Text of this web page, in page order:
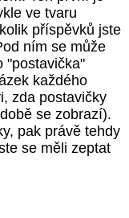
ve tvaru
příspěvků jste
ním se může
"postavička"
každého
zda postavičky
se zobrazí).
pak právě tehdy
se měli zeptat